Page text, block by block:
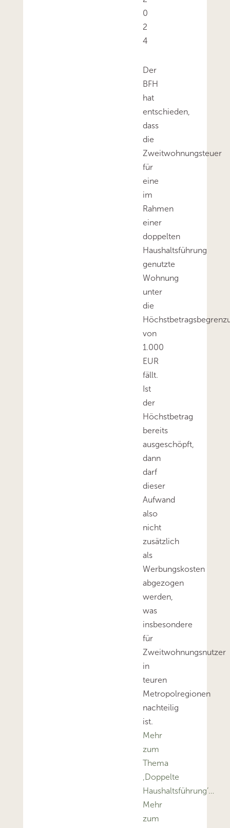
0
2
4
Der
BFH
hat
entschieden,
dass
die
Zweitwohnungsteuer
für
eine
im
Rahmen
einer
doppelten
Haushaltsführung
genutzte
Wohnung
unter
die
von
1.000
EUR
fällt.
Ist
der
Höchstbetrag
bereits
ausgeschöpft,
dann
darf
dieser
Aufwand
also
nicht
zusätzlich
als
Werbungskosten
abgezogen
werden,
was
insbesondere
für
Zweitwohnungsnutzer
in
teuren
Metropolregionen
nachteilig
ist.
Mehr
zum
Thema
‚Doppelte
Haushaltsführung’…
Mehr
zum